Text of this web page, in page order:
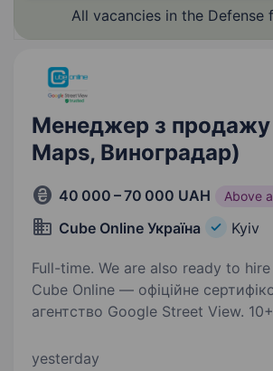
All vacancies in the Defense
Менеджер з продажу
Maps, Виноградар)
40 000 – 70 000 UAH Above
Cube Online Україна Kyiv
Full-time. We are also ready to
Cube Online — офіційне
агентство Google Street View. 10+ років
по всьому світу. Сотні нових клієнтів
yesterday